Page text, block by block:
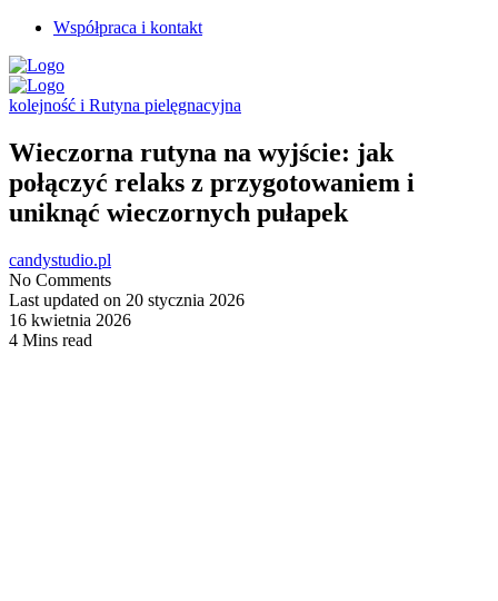
Współpraca i kontakt
kolejność i Rutyna pielęgnacyjna
Wieczorna rutyna na wyjście: jak
połączyć relaks z przygotowaniem i
uniknąć wieczornych pułapek
candystudio.pl
No Comments
Last updated on 20 stycznia 2026
16 kwietnia 2026
4 Mins read